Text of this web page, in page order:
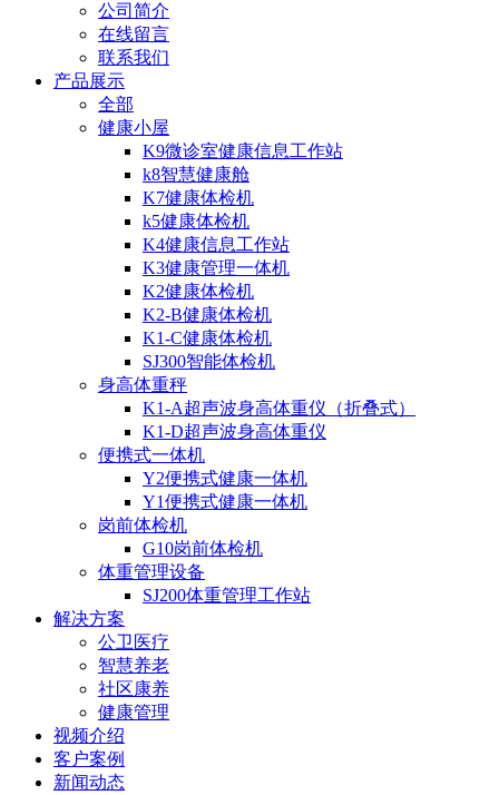
公司简介
在线留言
联系我们
产品展示
全部
健康小屋
K9微诊室健康信息工作站
k8智慧健康舱
K7健康体检机
k5健康体检机
K4健康信息工作站
K3健康管理一体机
K2健康体检机
K2-B健康体检机
K1-C健康体检机
SJ300智能体检机
身高体重秤
K1-A超声波身高体重仪（折叠式）
K1-D超声波身高体重仪
便携式一体机
Y2便携式健康一体机
Y1便携式健康一体机
岗前体检机
G10岗前体检机
体重管理设备
SJ200体重管理工作站
解决方案
公卫医疗
智慧养老
社区康养
健康管理
视频介绍
客户案例
新闻动态